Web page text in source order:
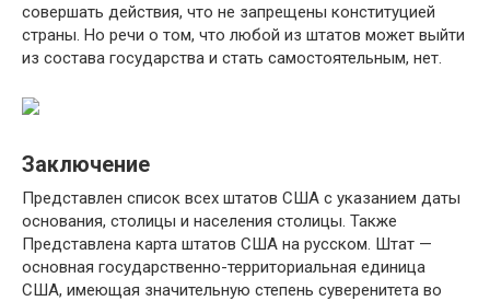
совершать действия, что не запрещены конституцией
страны. Но речи о том, что любой из штатов может выйти
из состава государства и стать самостоятельным, нет.
Заключение
Представлен список всех штатов США с указанием даты
основания, столицы и населения столицы. Также
Представлена карта штатов США на русском. Штат —
основная государственно-территориальная единица
США, имеющая значительную степень суверенитета во